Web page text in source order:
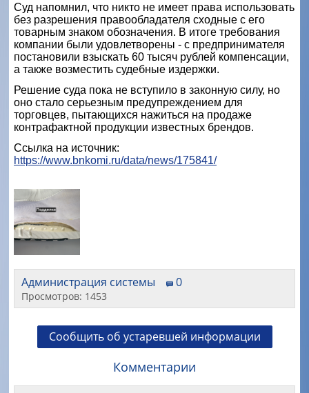
Суд напомнил, что никто не имеет права использовать
без разрешения правообладателя сходные с его
товарным знаком обозначения. В итоге требования
компании были удовлетворены - с предпринимателя
постановили взыскать 60 тысяч рублей компенсации,
а также возместить судебные издержки.
Решение суда пока не вступило в законную силу, но
оно стало серьезным предупреждением для
торговцев, пытающихся нажиться на продаже
контрафактной продукции известных брендов.
Ссылка на источник:
https://www.bnkomi.ru/data/news/175841/
Администрация системы 0
Просмотров: 1453
Сообщить об устаревшей информации
Комментарии